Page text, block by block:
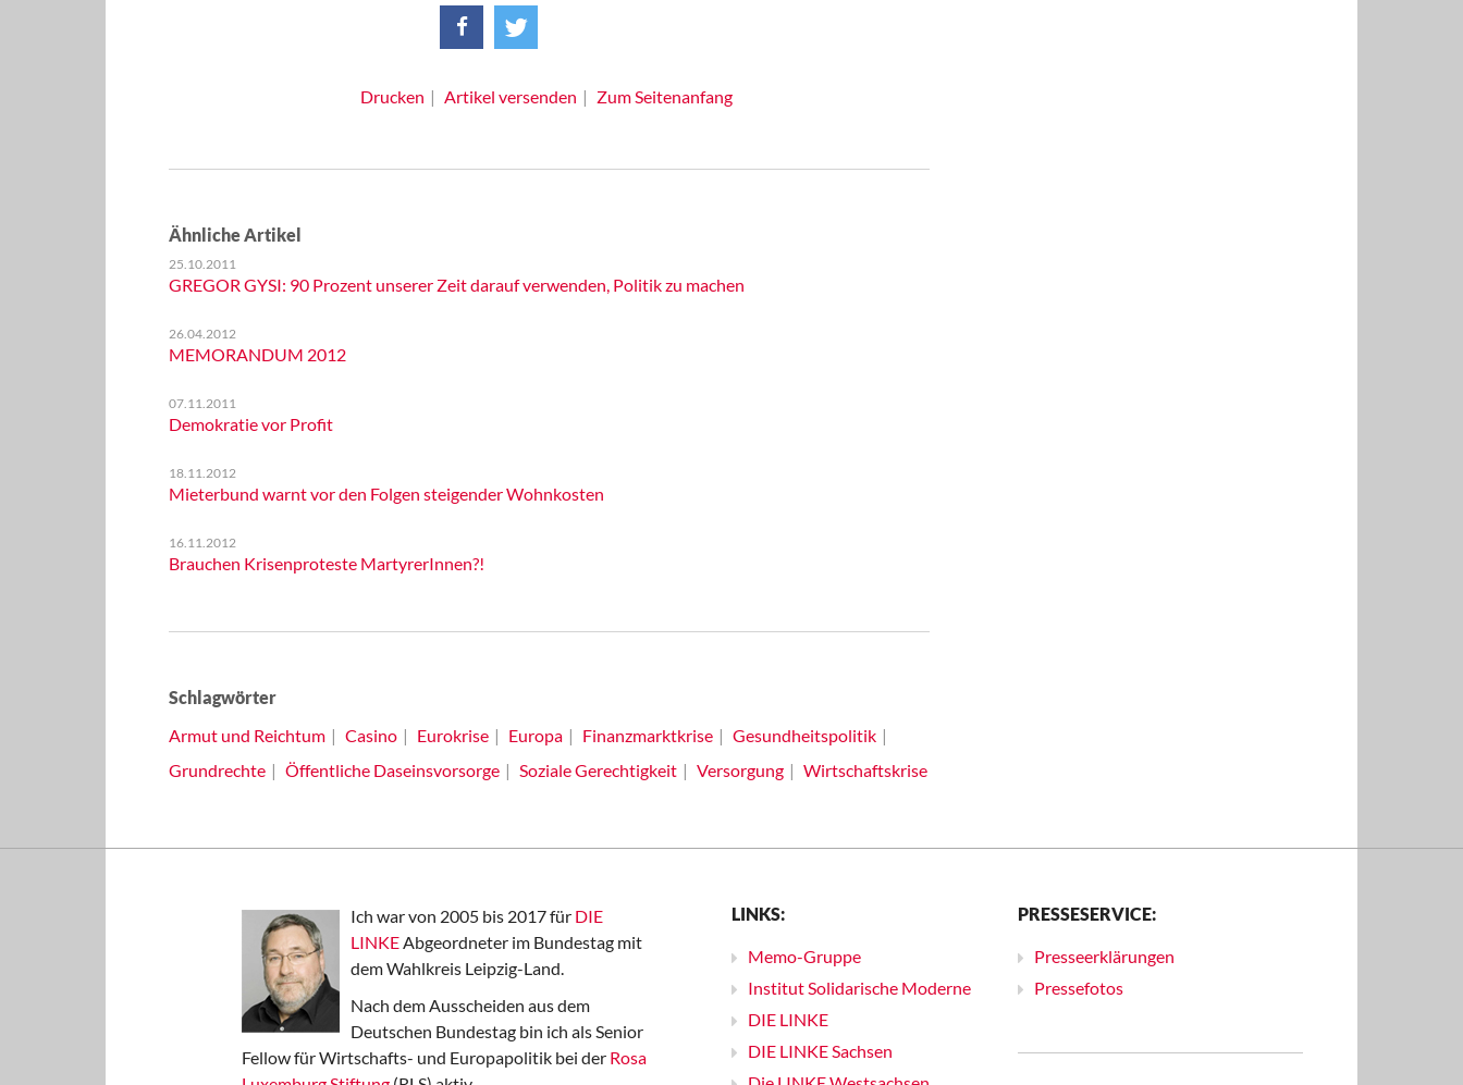
Drucken Artikel versenden Zum Seitenanfang
Ähnliche Artikel
25.10.2011
GREGOR GYSI: 90 Prozent unserer Zeit darauf verwenden, Politik zu machen
26.04.2012
MEMORANDUM 2012
07.11.2011
Demokratie vor Profit
18.11.2012
Mieterbund warnt vor den Folgen steigender Wohnkosten
16.11.2012
Brauchen Krisenproteste MartyrerInnen?!
Schlagwörter
Armut und Reichtum
Casino Eurokrise Europa Finanzmarktkrise
Gesundheitspolitik
Grundrechte
Öffentliche Daseinsvorsorge Soziale Gerechtigkeit Versorgung Wirtschaftskrise
Ich war von 2005 bis 2017 für DIE
LINKEAbgeordneter im Bundestag mit
dem Wahlkreis Leipzig-Land.
Nach dem Ausscheiden aus dem
Deutschen Bundestag bin ich als Senior
Fellow für Wirtschafts- und Europapolitik bei der Rosa
LINKS:
Memo-Gruppe
Institut Solidarische Moderne
DIE LINKE
DIE LINKE Sachsen
PRESSESERVICE:
Presseerklärungen
Pressefotos